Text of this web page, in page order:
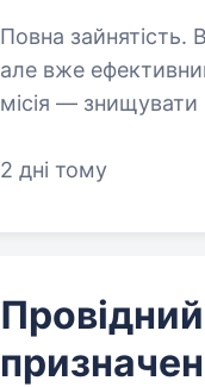
Повна зайнятість. Вища освіта. Привіт!
але вже
місія —
2 дні тому
Провідний